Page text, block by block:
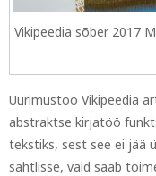
Vikipeedia sõber 2017
Uurimustöö Vikipeedia
abstraktse kirjatöö
tekstiks, sest see ei jää
sahtlisse, vaid saab